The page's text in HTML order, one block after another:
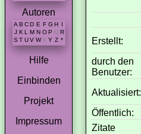
Autoren
A B C D E F G H
J K L M N O P Q R
S T U V W X Y Z *
Hilfe
Einbinden
Projekt
Impressum
Erstellt:
durch den
Benutzer:
Aktualisiert:
Öffentlich:
Zitate